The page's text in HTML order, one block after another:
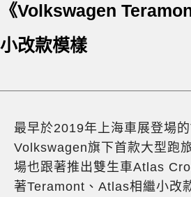
《Volkswagen
小改款模樣
最早於2019年上海車展登場
Volkswagen旗下首款大型跑
場也跟著推出雙生車Atlas
著Teramont、Atlas相繼小改